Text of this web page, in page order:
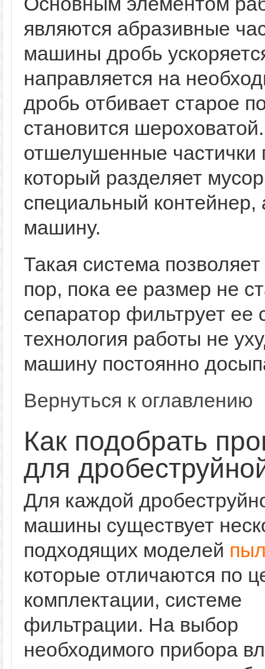
являются абразивные
машины дробь
направляется на
дробь отбивает старое
становится
отшелушенные частички
который разделяет
специальный
машину.
Такая система
пор, пока ее размер не
сепаратор фильтрует ее
технология работы не
машину постоянно
Вернуться к оглавлению
Как подобрать
для
Для каждой
машины существует
подходящих моделей
которые отличаются по
комплектации, системе
фильтрации. На выбор
необходимого прибора